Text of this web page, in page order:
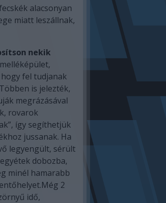
alacsonyan
miatt leszállnak,
nekik
fel tudjanak
is jelezték,
megrázásával
rovarok
így segíthetjük
jussanak. Ha
legyengült, sérült
dobozba,
minél hamarabb
2
idő,